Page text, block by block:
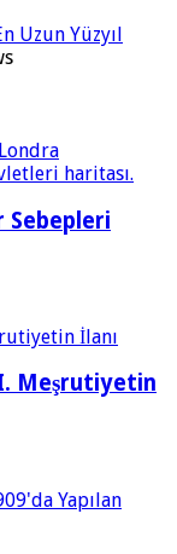
Uzun Yüzyıl
Sebepleri
Meşrutiyetin